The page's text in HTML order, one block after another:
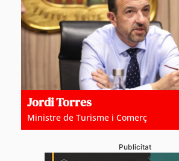
Jordi Torres
Ministre de Turisme i Comerç
Publicitat